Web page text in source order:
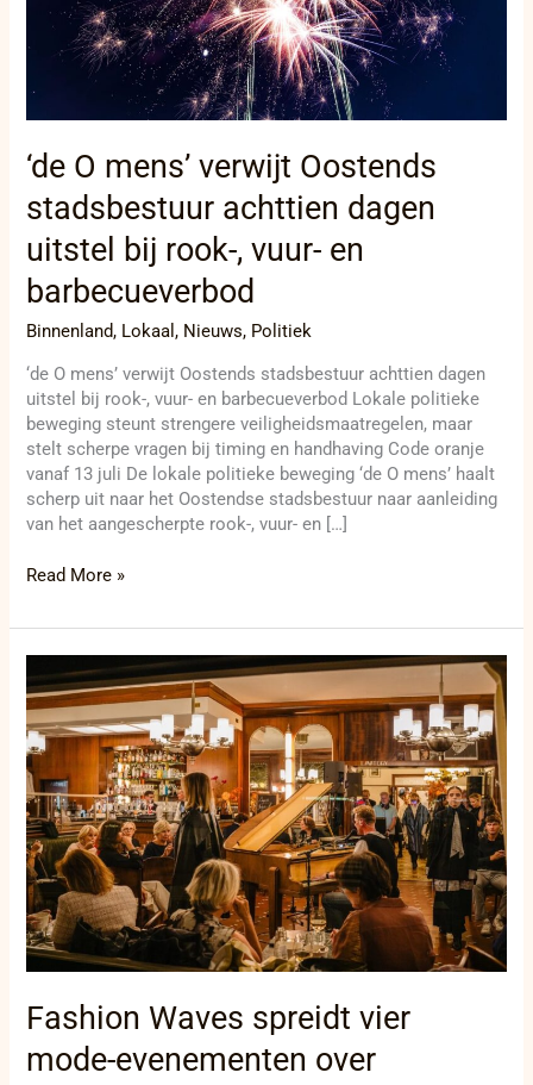
‘de O mens’ verwijt Oostends
stadsbestuur achttien dagen
uitstel bij rook-, vuur- en
barbecueverbod
Binnenland, Lokaal, Nieuws, Politiek
‘de O mens’ verwijt Oostends stadsbestuur achttien dagen
uitstel bij rook-, vuur- en barbecueverbod Lokale politieke
beweging steunt strengere veiligheidsmaatregelen, maar
stelt scherpe vragen bij timing en handhaving Code oranje
vanaf 13 juli De lokale politieke beweging ‘de O mens’ haalt
scherp uit naar het Oostendse stadsbestuur naar aanleiding
van het aangescherpte rook-, vuur- en […]
uitstel
rook-,
vuur-
Read More »
Fashion Waves spreidt vier
mode-evenementen over
Fashion
Waves
spreidt
vier
mode-
evenementen
over
Oostende